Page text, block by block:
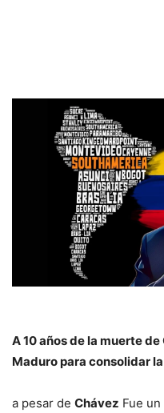
A 10 años de la muerte
Maduro para consolidar
a pesar de Chávez Fue